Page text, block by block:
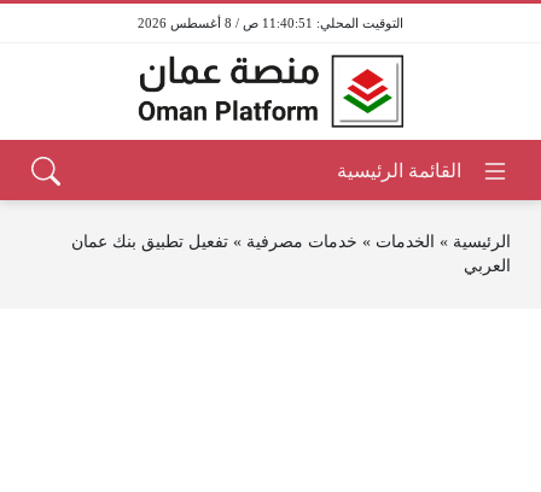
11:40:51 ص / 8 أغسطس 2026
الرئيسية » الخدمات » خدمات مصرفية » تفعيل تطبيق بنك عمان
العربي